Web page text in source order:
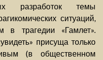
разработок темы
ситуаций,
в трагедии «Гамлет».
присуща только
(в общественном